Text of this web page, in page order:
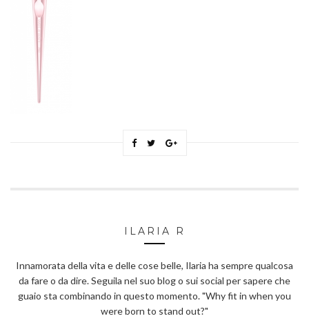
ILARIA R
Innamorata della vita e delle cose belle, Ilaria ha sempre qualcosa
da fare o da dire. Seguila nel suo blog o sui social per sapere che
guaio sta combinando in questo momento. "Why fit in when you
were born to stand out?"